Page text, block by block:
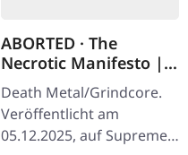
ABORTED · The
Necrotic Manifesto |
TRANSPARENT
LIME/BLACK MARBLED
LP
Death Metal/Grindcore.
Veröffentlicht am
05.12.2025, auf Supreme